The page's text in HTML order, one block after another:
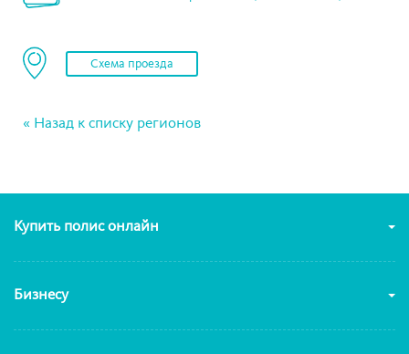
Схема проезда
« Назад к списку регионов
Купить полис онлайн
Бизнесу